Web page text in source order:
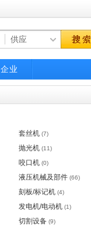
企业
套丝机 (7)
抛光机 (11)
咬口机 (0)
液压机械及部件 (66)
刻板/标记机 (4)
发电机/电动机 (1)
切割设备 (9)